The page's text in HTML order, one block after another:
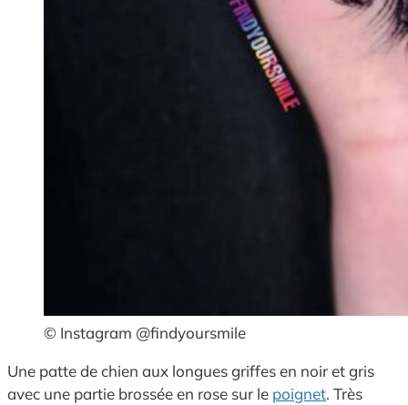
© Instagram @findyoursmile
Une patte de chien aux longues griffes en noir et gris
avec une partie brossée en rose sur le poignet. Très